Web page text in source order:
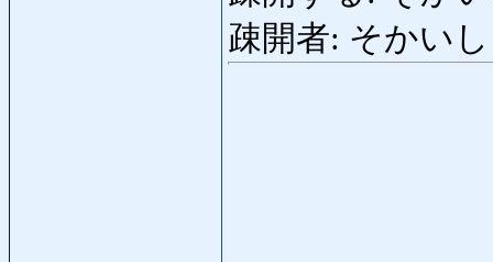
疎開者: そかい